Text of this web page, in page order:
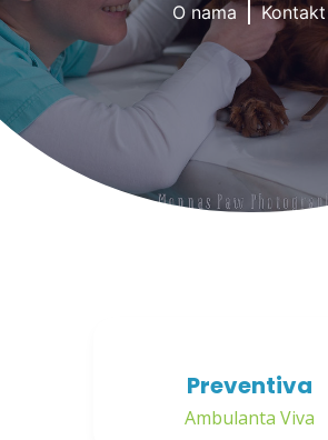
O nama Kontakt
Preventiva
Ambulanta Viva